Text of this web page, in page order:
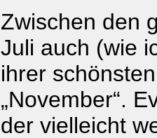
Zwischen den
Juli auch (wie
ihrer
„November“.
der vielleicht